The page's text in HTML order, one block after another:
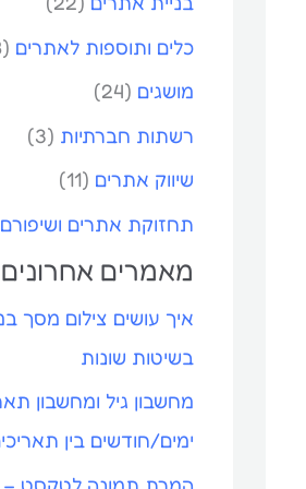
כלים ותוספות לאתרים (8)
מושגים (24)
רשתות חברתיות (3)
שיווק אתרים (11)
תחזוקת אתרים ושיפורם
מאמרים אחרונים
איך עושים צילום מסך
בשיטות שונות
מחשבון גיל ומחשבון
ימים/חודשים בין
המרת תמונה לטקסט –